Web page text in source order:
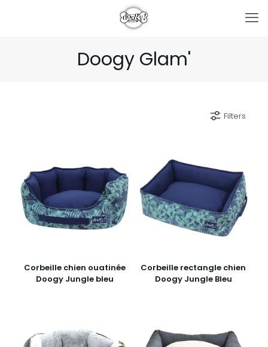
Doogy Glam'
Filters
Corbeille chien ouatinée
Doogy Jungle bleu
Corbeille rectangle chien
Doogy Jungle Bleu